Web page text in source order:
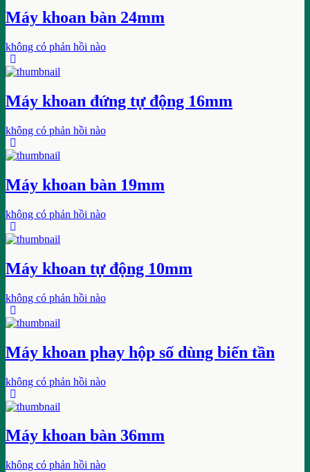
Máy khoan bàn 24mm
không có phản hồi nào
Máy khoan đứng tự động 16mm
không có phản hồi nào
Máy khoan bàn 19mm
không có phản hồi nào
Máy khoan tự động 10mm
không có phản hồi nào
Máy khoan phay hộp số dùng biến tần
không có phản hồi nào
Máy khoan bàn 36mm
không có phản hồi nào